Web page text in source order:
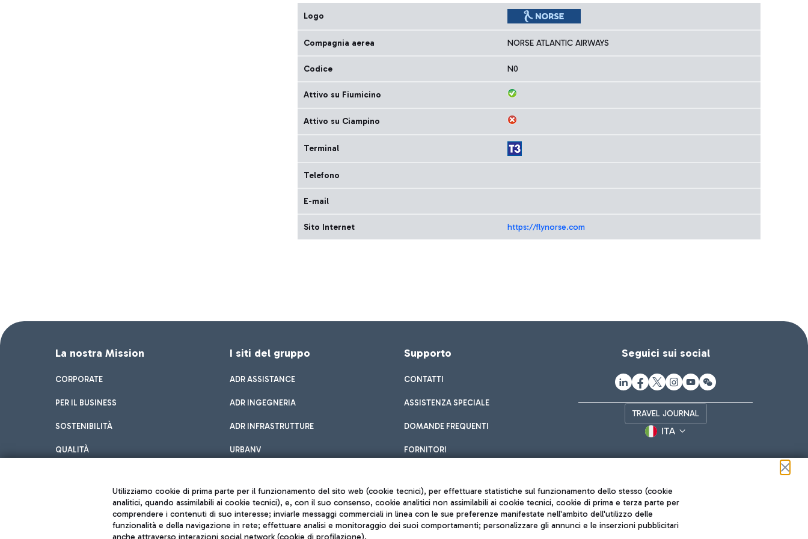
Logo
Compagnia aerea NORSE ATLANTIC AIRWAYS
Codice N0
Attivo su Fiumicino
Attivo su Ciampino
Terminal
Telefono
E-mail
Sito Internet https://flynorse.com
La nostra Mission
CORPORATE
PER IL BUSINESS
SOSTENIBILITÀ
QUALITÀ
I siti del gruppo
ADR ASSISTANCE
ADR INGEGNERIA
ADR INFRASTRUTTURE
URBANV
Supporto
CONTATTI
ASSISTENZA SPECIALE
DOMANDE FREQUENTI
FORNITORI
Seguici sui social
TRAVEL JOURNAL
ITA
Utilizziamo cookie di prima parte per il funzionamento del sito web (cookie tecnici), per effettuare statistiche sul funzionamento dello stesso (cookie
analitici, quando assimilabili ai cookie tecnici), e, con il suo consenso, cookie analitici non assimilabili ai cookie tecnici, cookie di prima e terza parte per
comprendere i contenuti di suo interesse; inviarle messaggi commerciali in linea con le sue preferenze manifestate nell'ambito dell'utilizzo delle
funzionalità e della navigazione in rete; effettuare analisi e monitoraggio dei suoi comportamenti; personalizzare gli annunci e le inserzioni pubblicitari
anche attraverso interazioni social network (cookie di profilazione).